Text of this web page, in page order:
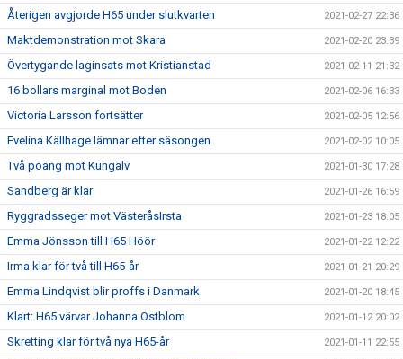
Återigen avgjorde H65 under slutkvarten 2021-02-27 22:36
Maktdemonstration mot Skara 2021-02-20 23:39
Övertygande laginsats mot Kristianstad 2021-02-11 21:32
16 bollars marginal mot Boden 2021-02-06 16:33
Victoria Larsson fortsätter 2021-02-05 12:56
Evelina Källhage lämnar efter säsongen 2021-02-02 10:05
Två poäng mot Kungälv 2021-01-30 17:28
Sandberg är klar 2021-01-26 16:59
Ryggradsseger mot VästeråsIrsta 2021-01-23 18:05
Emma Jönsson till H65 Höör 2021-01-22 12:22
Irma klar för två till H65-år 2021-01-21 20:29
Emma Lindqvist blir proffs i Danmark 2021-01-20 18:45
Klart: H65 värvar Johanna Östblom 2021-01-12 20:02
Skretting klar för två nya H65-år 2021-01-11 22:55